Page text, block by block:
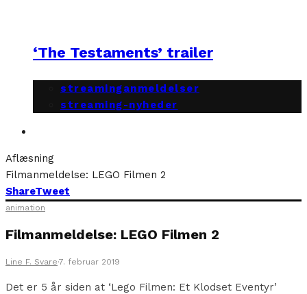
‘The Testaments’ trailer
streaminganmeldelser
streaming-nyheder
Aflæsning
Filmanmeldelse: LEGO Filmen 2
ShareTweet
animation
Filmanmeldelse: LEGO Filmen 2
Line F. Svare·7. februar 2019
Det er 5 år siden at ‘Lego Filmen: Et Klodset Eventyr’